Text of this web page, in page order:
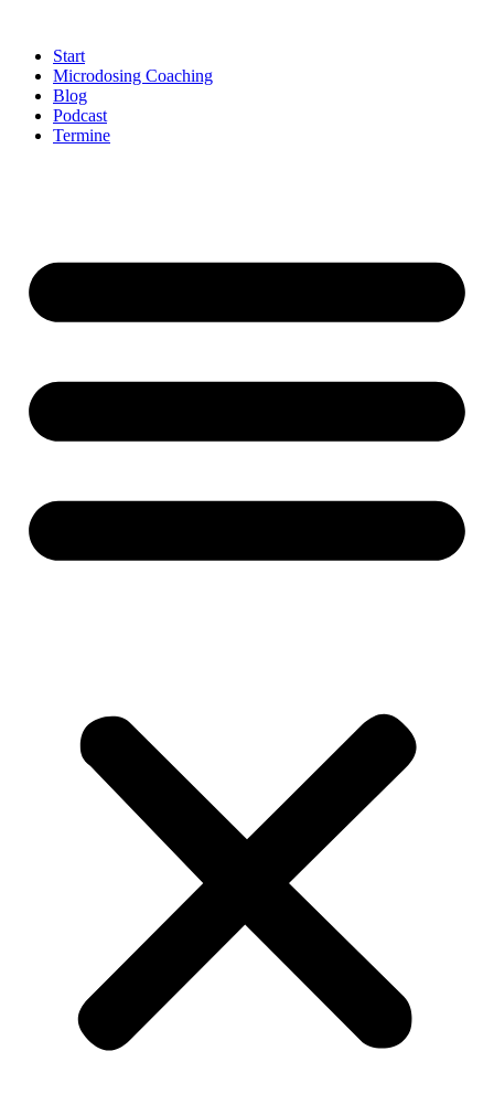
springenStart
Microdosing Coaching
Blog
Podcast
Termine